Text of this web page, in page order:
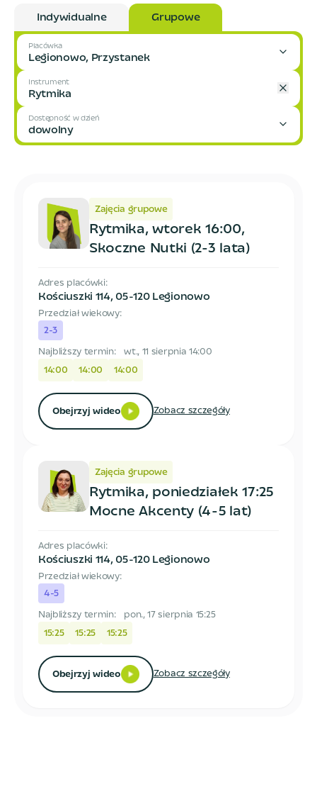
Indywidualne Grupowe
Placówka
Legionowo, Przystanek
Instrument
Rytmika
Dostępność w dzień
dowolny
Zajęcia grupowe
Rytmika, wtorek 16:00,
Skoczne Nutki (2-3 lata)
Adres placówki:
Kościuszki 114, 05-120 Legionowo
Przedział wiekowy:
2-3
Najbliższy termin:
wt., 11 sierpnia 14:00
14:00
14:00 14:00
Obejrzyj wideo Zobacz szczegóły
Zajęcia grupowe
Rytmika, poniedziałek 17:25
Mocne Akcenty (4-5 lat)
Adres placówki:
Kościuszki 114, 05-120 Legionowo
Przedział wiekowy:
4-5
Najbliższy termin:
pon., 17 sierpnia 15:25
15:25
15:25 15:25
Obejrzyj wideo Zobacz szczegóły